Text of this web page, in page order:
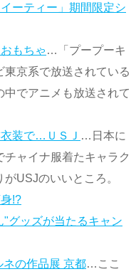
ーティー」期間限定シ
もちゃ …「プープーキ
京系で放送されている
中でアニメも放送されて
装で…ＵＳＪ …日本に
ャイナ服着たキャラク
USJのいいところ。
!?
"グッズが当たるキャン
ネの作品展 京都…ここ